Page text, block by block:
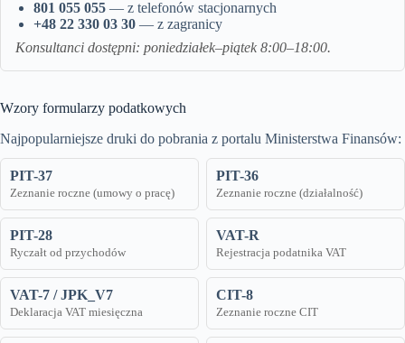
801 055 055 — z telefonów stacjonarnych
+48 22 330 03 30 — z zagranicy
Konsultanci dostępni: poniedziałek–piątek 8:00–18:00.
Wzory formularzy podatkowych
Najpopularniejsze druki do pobrania z portalu Ministerstwa Finansów:
PIT-37
Zeznanie roczne (umowy o pracę)
PIT-36
Zeznanie roczne (działalność)
PIT-28
Ryczałt od przychodów
VAT-R
Rejestracja podatnika VAT
VAT-7 / JPK_V7
Deklaracja VAT miesięczna
CIT-8
Zeznanie roczne CIT